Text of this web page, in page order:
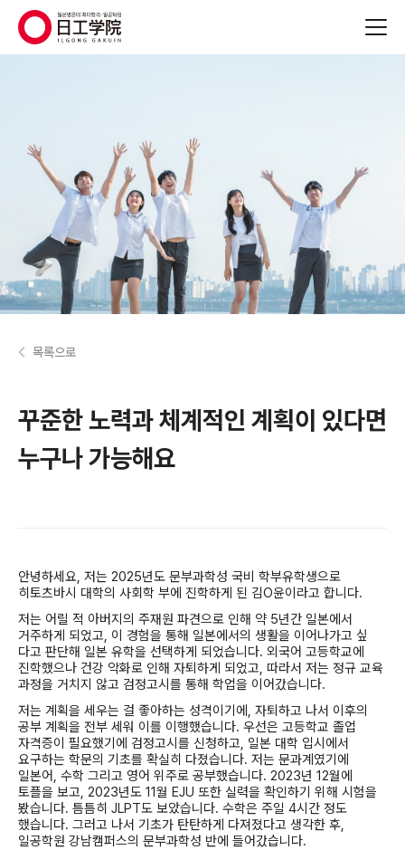
(주)지원에듀
목록으로
꾸준한 노력과 체계적인 계획이 있다면
누구나 가능해요
안녕하세요, 저는 2025년도 문부과학성 국비 학부유학생으로
히토츠바시 대학의 사회학 부에 진학하게 된 김O윤이라고 합니다.
저는 어릴 적 아버지의 주재원 파견으로 인해 약 5년간 일본에서
거주하게 되었고, 이 경험을 통해 일본에서의 생활을 이어나가고 싶
다고 판단해 일본 유학을 선택하게 되었습니다. 외국어 고등학교에
진학했으나 건강 악화로 인해 자퇴하게 되었고, 따라서 저는 정규 교육
과정을 거치지 않고 검정고시를 통해 학업을 이어갔습니다.
저는 계획을 세우는 걸 좋아하는 성격이기에, 자퇴하고 나서 이후의
공부 계획을 전부 세워 이를 이행했습니다. 우선은 고등학교 졸업
자격증이 필요했기에 검정고시를 신청하고, 일본 대학 입시에서
요구하는 학문의 기초를 확실히 다졌습니다. 저는 문과계였기에
일본어, 수학 그리고 영어 위주로 공부했습니다. 2023년 12월에
토플을 보고, 2023년도 11월 EJU 또한 실력을 확인하기 위해 시험을
봤습니다. 틈틈히 JLPT도 보았습니다. 수학은 주일 4시간 정도
했습니다. 그러고 나서 기초가 탄탄하게 다져졌다고 생각한 후,
일공학원 강남캠퍼스의 문부과학성 반에 들어갔습니다.